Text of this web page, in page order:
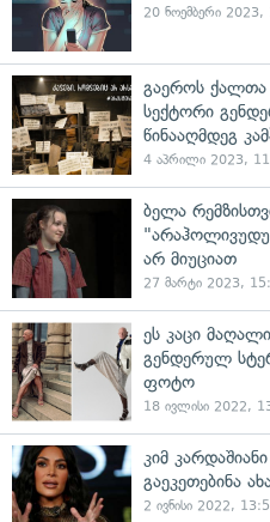
20 ნოემბერი
გაეროს ქალთა
სექტორი
წინააღმდეგ
4 აპრილი 2023,
ბელა
არ მიუციათ
27 მარტი 2023,
ეს კაცი
გენდერულ
ფოტო
18 ივლისი 2022,
კიმ
გაეკეთებინა
2 ივნისი 2022,